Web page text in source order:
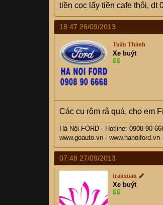
tiền cọc lấy tiền cafe thôi, dt
18:47 26/09/2013
Tuấn Thành
Xe buýt
Các cụ rôm rả quá, cho em
Hà Nội FORD - Hotline: 0908 90
www.goauto.vn -
07:48 27/09/2013
tranxuan
Xe buýt